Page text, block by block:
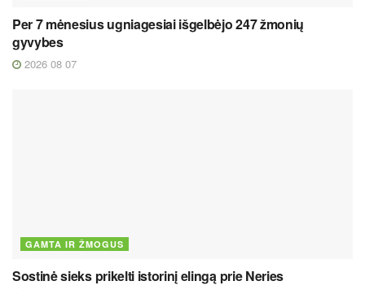
Per 7 mėnesius ugniagesiai išgelbėjo 247 žmonių
gyvybes
2026 08 07
GAMTA IR ŽMOGUS
Sostinė sieks prikelti istorinį elingą prie Neries